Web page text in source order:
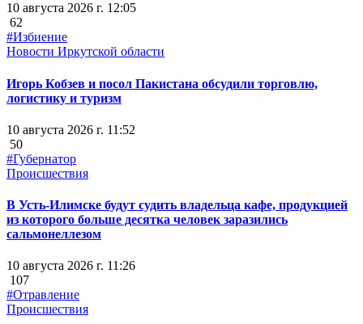
10 августа 2026 г. 12:05
62
#Избиение
Новости Иркутской области
Игорь Кобзев и посол Пакистана обсудили торговлю,
логистику и туризм
10 августа 2026 г. 11:52
50
#Губернатор
Происшествия
В Усть-Илимске будут судить владельца кафе, продукцией
из которого больше десятка человек заразились
сальмонеллезом
10 августа 2026 г. 11:26
107
#Отравление
Происшествия